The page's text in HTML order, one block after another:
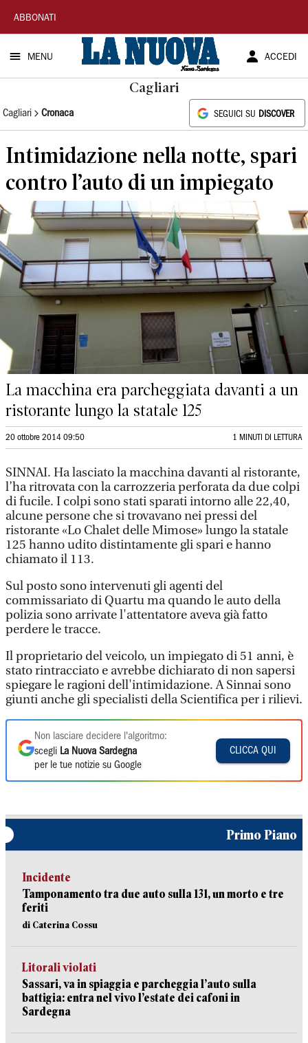
La
Nuova
Sardegna
ABBONATI
MENU ACCEDI
Cagliari
Cagliari Cronaca SEGUICI SU DISCOVER
Intimidazione nella notte, spari
contro l’auto di un impiegato
La macchina era parcheggiata davanti a un
ristorante lungo la statale 125
20 ottobre 2014 09:50 1 MINUTI DI LETTURA
SINNAI. Ha lasciato la macchina davanti al ristorante,
l’ha ritrovata con la carrozzeria perforata da due colpi
di fucile. I colpi sono stati sparati intorno alle 22,40,
alcune persone che si trovavano nei pressi del
ristorante «Lo Chalet delle Mimose» lungo la statale
125 hanno udito distintamente gli spari e hanno
chiamato il 113.
Sul posto sono intervenuti gli agenti del
commissariato di Quartu ma quando le auto della
polizia sono arrivate l'attentatore aveva già fatto
perdere le tracce.
Il proprietario del veicolo, un impiegato di 51 anni, è
stato rintracciato e avrebbe dichiarato di non sapersi
spiegare le ragioni dell'intimidazione. A Sinnai sono
giunti anche gli specialisti della Scientifica per i rilievi.
Non lasciare decidere l'algoritmo:
scegli La Nuova Sardegna
per le tue notizie su Google
CLICCA QUI
Primo Piano
Incidente
Tamponamento tra due auto sulla 131, un morto e tre
feriti
di Caterina Cossu
Litorali violati
Sassari, va in spiaggia e parcheggia l’auto sulla
battigia: entra nel vivo l’estate dei cafoni in
Sardegna